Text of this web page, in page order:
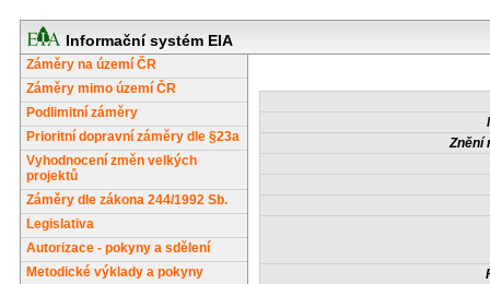
Informační systém EIA
Záměry na území ČR
Záměry mimo území ČR
Podlimitní záměry
Prioritní dopravní záměry dle §23a
Vyhodnocení změn velkých
projektů
Záměry dle zákona 244/1992 Sb.
Legislativa
Autorizace - pokyny a sdělení
Metodické výklady a pokyny
Znění